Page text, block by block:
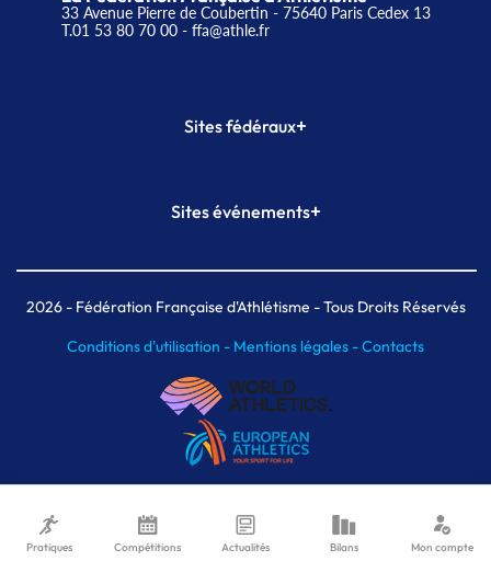
33 Avenue Pierre de Coubertin - 75640 Paris Cedex 13
T.01 53 80 70 00- ffa@athle.fr
Sites fédéraux+
Plateforme Formation
Sites événements+
Meeting de Paris indoor
MAIF Ekiden de Paris
2026- Fédération Française d'Athlétisme - Tous Droits Réservés
Conditions d'utilisation - Mentions légales -Contacts
Pratiques Compétitions Actualités Bilans Mon compte